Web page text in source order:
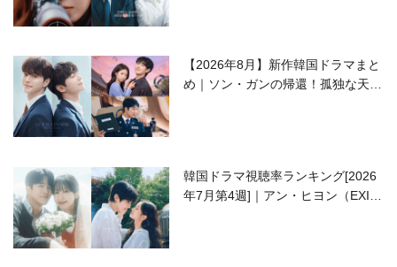
【2026年8月】新作韓国ドラマまと
め｜ソン・ガンの帰還！孤独な天才
韓国ドラマ視聴率ランキング[2026
年7月第4週]｜アン・ヒヨン（EXID